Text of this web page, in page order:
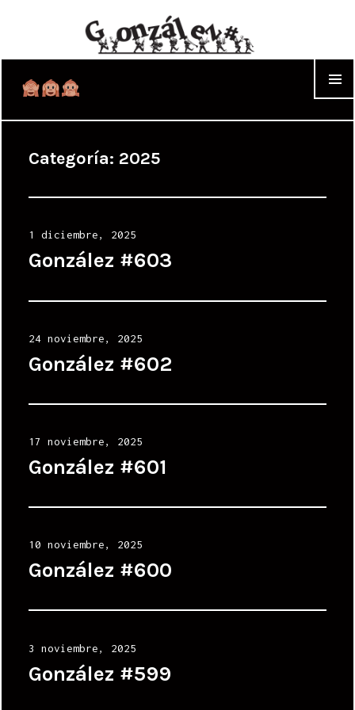
Categoría: 2025
Posted
on
1 diciembre, 2025
González #603
Posted
on
24 noviembre, 2025
González #602
Posted
on
17 noviembre, 2025
González #601
Posted
on
10 noviembre, 2025
González #600
Posted
on
3 noviembre, 2025
González #599